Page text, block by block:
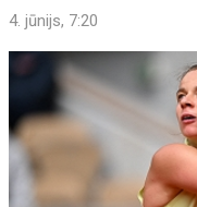
4. jūnijs, 7:20